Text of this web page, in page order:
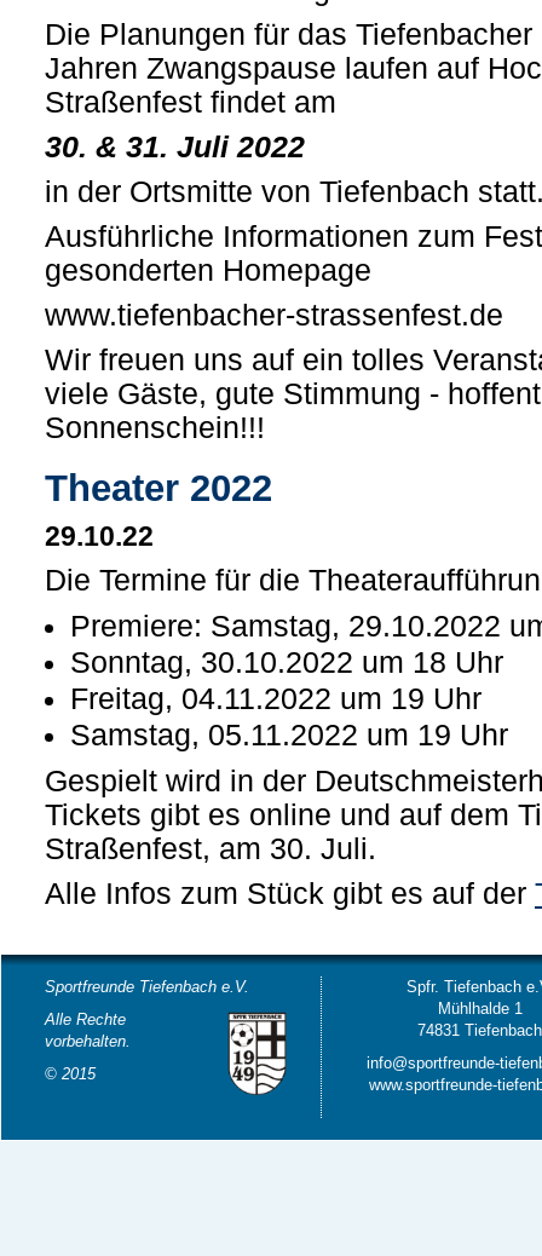
Die Planungen für das
Jahren Zwangspause laufen auf
Straßenfest findet am
30. & 31. Juli 2022
in der Ortsmitte von Tiefenbach
Ausführliche Informationen zum
gesonderten Homepage
www.tiefenbacher-strassenfest.de
Wir freuen uns auf ein tolles
viele Gäste, gute Stimmung -
Sonnenschein!!!
Theater 2022
29.10.22
Die Termine für die
Premiere: Samstag, 29.10.2022
Sonntag, 30.10.2022 um 18 Uhr
Freitag, 04.11.2022 um 19 Uhr
Samstag, 05.11.2022 um 19 Uhr
Gespielt wird in der
Tickets gibt es online und auf dem
Straßenfest, am 30. Juli.
Alle Infos zum Stück gibt es auf der
Sportfreunde Tiefenbach e.V.
Alle Rechte
vorbehalten.
© 2015
Spfr. Tiefenbach
Mühlhalde 1
74831 Tiefenbach
info@sportfreunde-
www.sportfreunde-